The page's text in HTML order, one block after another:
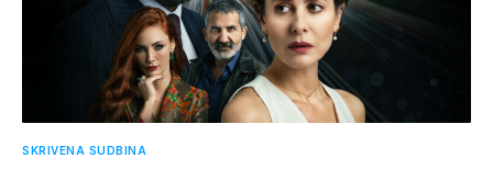
SKRIVENA SUDBINA